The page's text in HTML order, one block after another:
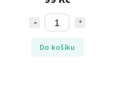
Do košíku